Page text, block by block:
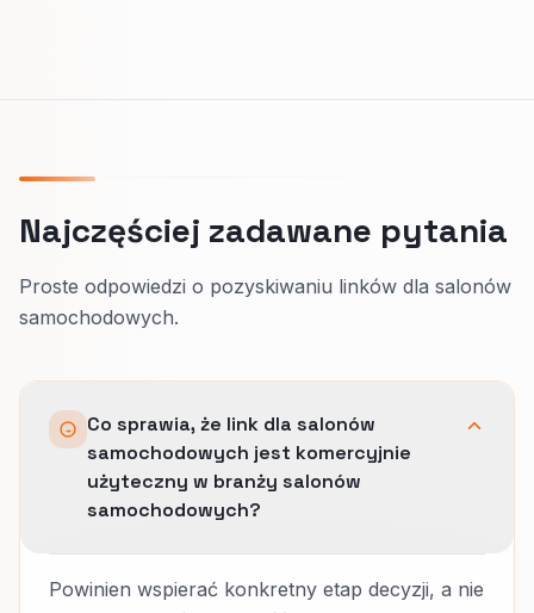
Najczęściej zadawane pytania
Proste odpowiedzi o pozyskiwaniu linków dla salonów
samochodowych.
Co sprawia, że link dla salonów
samochodowych jest komercyjnie
użyteczny w branży salonów
samochodowych?
Powinien wspierać konkretny etap decyzji, a nie